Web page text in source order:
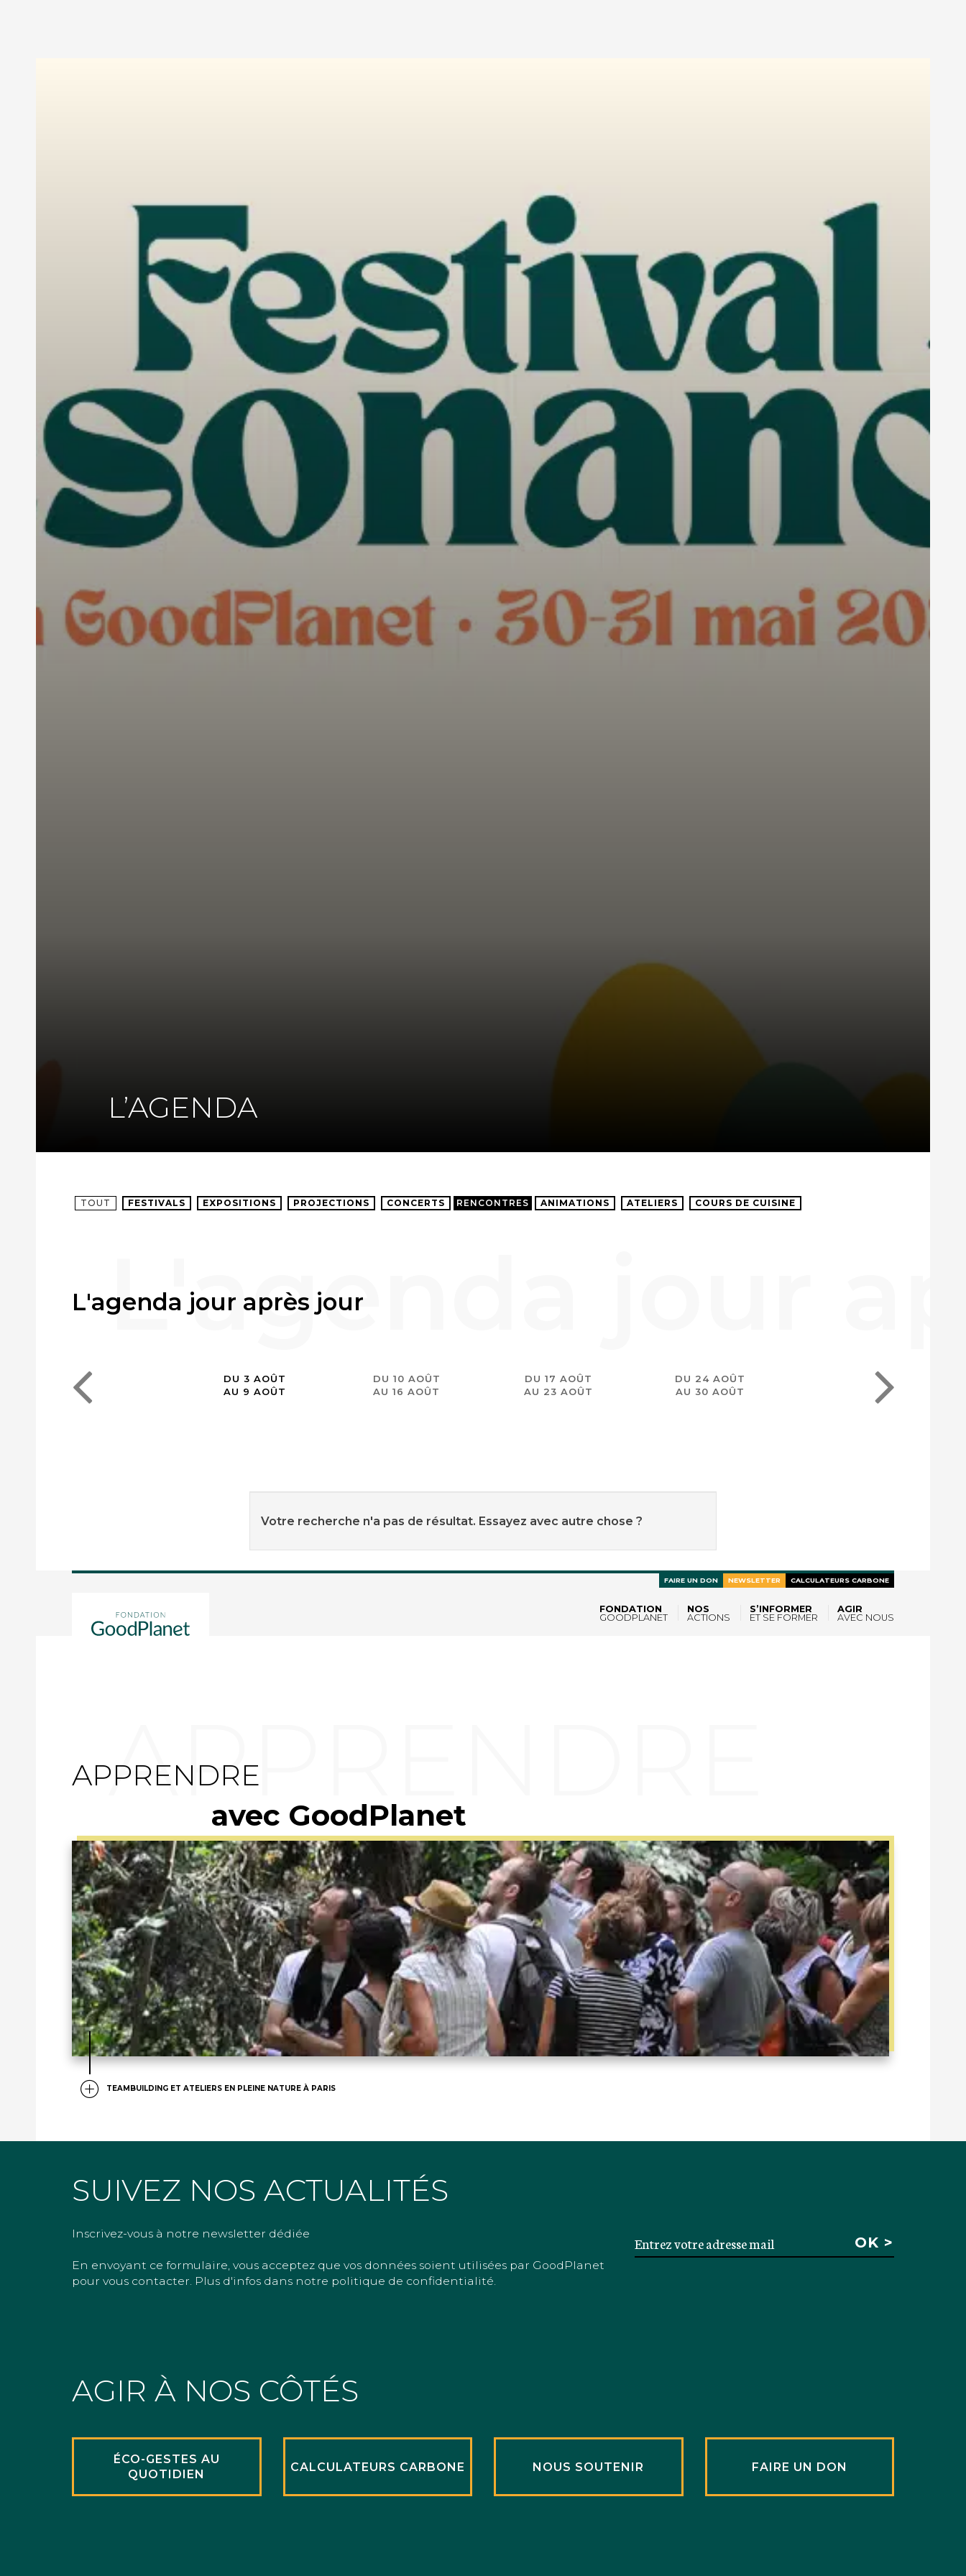
FONDATION
GOODPLANET
NOS
ACTIONS
S’INFORMER
ET SE FORMER
AGIR
AVEC NOUS
FAIRE UN DON NEWSLETTER CALCULATEURS CARBONE
L’AGENDA
TOUT FESTIVALS EXPOSITIONS PROJECTIONS CONCERTS RENCONTRES ANIMATIONS ATELIERS COURS DE CUISINE
L'agenda jour après jour
DU 3 AOÛT
AU 9 AOÛT
DU 10 AOÛT
AU 16 AOÛT
DU 17 AOÛT
AU 23 AOÛT
DU 24 AOÛT
AU 30 AOÛT
Votre recherche n'a pas de résultat. Essayez avec autre chose ?
APPRENDRE
avec GoodPlanet
TEAMBUILDING ET ATELIERS EN PLEINE NATURE À PARIS
SUIVEZ NOS ACTUALITÉS
Inscrivez-vous à notre newsletter dédiée
En envoyant ce formulaire, vous acceptez que vos données soient utilisées par GoodPlanet
pour vous contacter. Plus d'infos dans notre politique de confidentialité.
AGIR À NOS CÔTÉS
ÉCO-GESTES AU
QUOTIDIEN
CALCULATEURS CARBONE NOUS SOUTENIR FAIRE UN DON